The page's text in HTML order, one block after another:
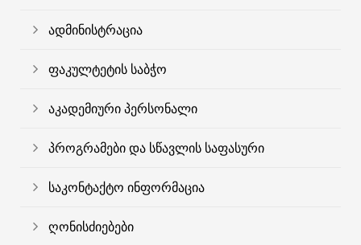
ადმინისტრაცია
ფაკულტეტის საბჭო
აკადემიური პერსონალი
პროგრამები და სწავლის საფასური
საკონტაქტო ინფორმაცია
ღონისძიებები